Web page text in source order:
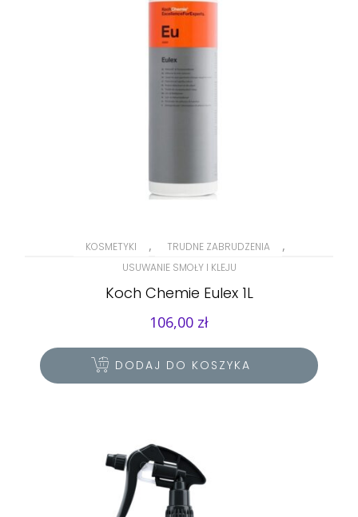
KOSMETYKI , TRUDNE ZABRUDZENIA ,
USUWANIE SMOŁY I KLEJU
Koch Chemie Eulex 1L
106,00 zł
DODAJ DO KOSZYKA